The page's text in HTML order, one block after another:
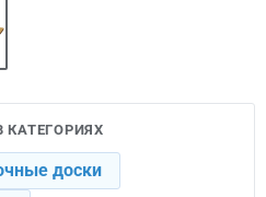
КАТЕГОРИЯХ
доски